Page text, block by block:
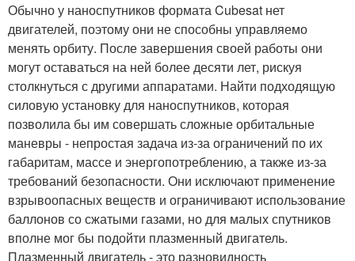
Обычно у наноспутников формата Cubesat нет
двигателей, поэтому они не способны управляемо
менять орбиту. После завершения своей работы они
могут оставаться на ней более десяти лет, рискуя
столкнуться с другими аппаратами. Найти подходящую
силовую установку для наноспутников, которая
позволила бы им совершать сложные орбитальные
маневры - непростая задача из-за ограничений по их
габаритам, массе и энергопотреблению, а также из-за
требований безопасности. Они исключают применение
взрывоопасных веществ и ограничивают использование
баллонов со сжатыми газами, но для малых спутников
вполне мог бы подойти плазменный двигатель.
Плазменный двигатель - это разновидность